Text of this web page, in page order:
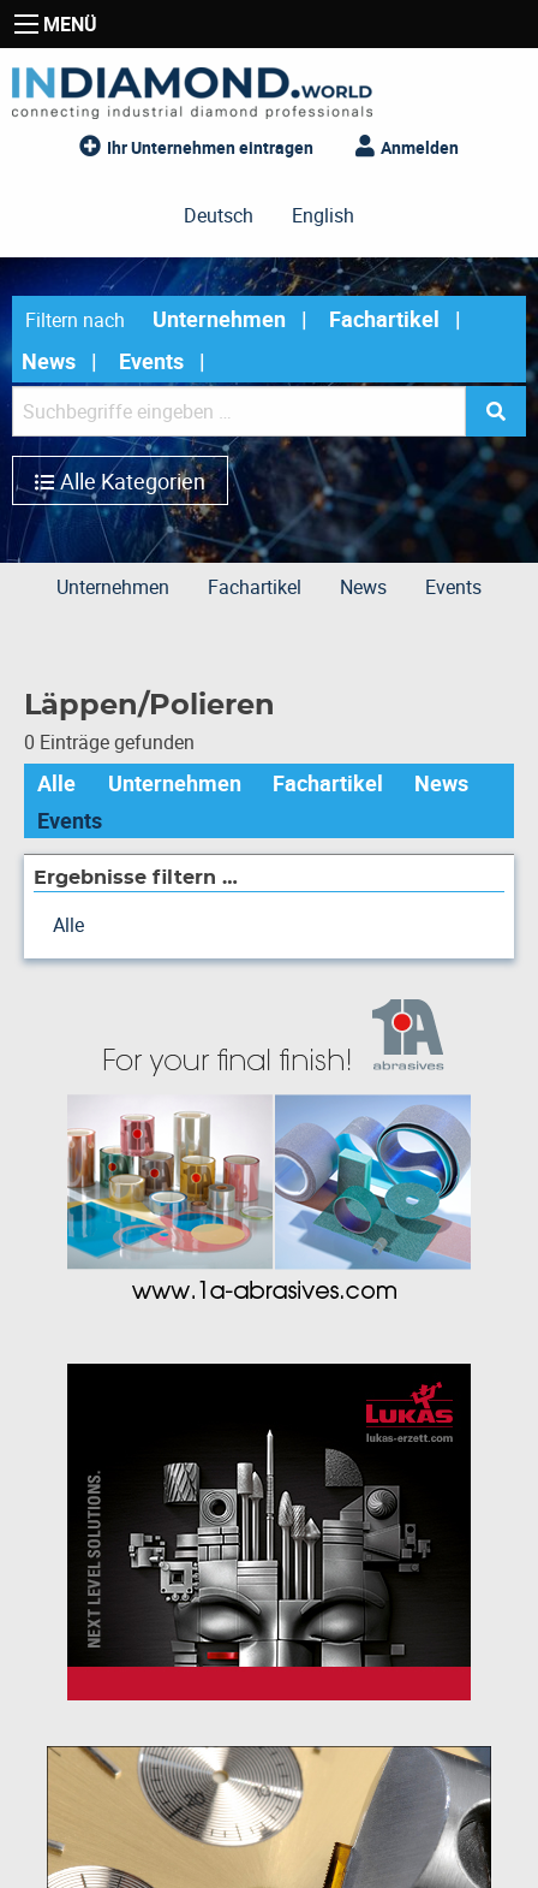
MENÜ
Ihr Unternehmen eintragen Anmelden
Deutsch English
Filtern nach Unternehmen
Fachartikel
News
Events
Alle Kategorien
Unternehmen Fachartikel News Events
Läppen/Polieren
0 Einträge gefunden
Alle Unternehmen Fachartikel
News
Events
Ergebnisse filtern …
Alle